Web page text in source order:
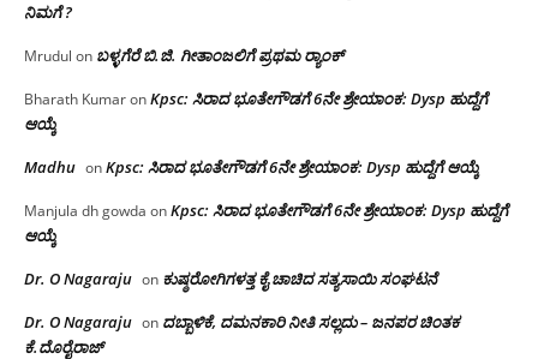
ನಿಮಗೆ ?
Mrudul on ಬಳ್ಳಗೆರೆ ಬಿ.ಜಿ. ಗೀತಾಂಜಲಿಗೆ ಪ್ರಥಮ ರ‌್ಯಾಂಕ್
Bharath KumaronKpsc: ಸಿರಾದ ಭೂತೇಗೌಡಗೆ 6ನೇ ಶ್ರೇಯಾಂಕ: Dysp ಹುದ್ದೆಗೆ
ಆಯ್ಕೆ
Madhu onKpsc: ಸಿರಾದ ಭೂತೇಗೌಡಗೆ 6ನೇ ಶ್ರೇಯಾಂಕ: Dysp ಹುದ್ದೆಗೆ ಆಯ್ಕೆ
Manjula dh gowda onKpsc: ಸಿರಾದ ಭೂತೇಗೌಡಗೆ 6ನೇ ಶ್ರೇಯಾಂಕ: Dysp ಹುದ್ದೆಗೆ
ಆಯ್ಕೆ
Dr. O Nagaraju on ಕುಷ್ಠರೋಗಿಗಳತ್ತ ಕೈ ಚಾಚಿದ ಸತ್ಯಸಾಯಿ ಸಂಘಟನೆ
Dr. O Nagaraju on ದಬ್ಬಾಳಿಕೆ, ದಮನಕಾರಿ ನೀತಿ ಸಲ್ಲದು – ಜನಪರ ಚಿಂತಕ
ಕೆ.ದೊರೈರಾಜ್